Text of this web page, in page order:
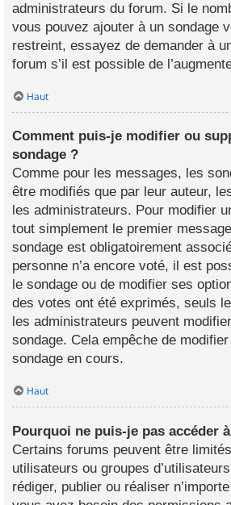
administrateurs du forum. Si le
vous pouvez ajouter à un sondage
restreint, essayez de demander à
forum s’il est possible de
Haut
Comment puis-je modifier ou
sondage ?
Comme pour les messages, les
être modifiés que par leur auteur,
les administrateurs. Pour modifier
tout simplement le premier
sondage est obligatoirement
personne n’a encore voté, il est
le sondage ou de modifier ses
des votes ont été exprimés, seuls
les administrateurs peuvent
sondage. Cela empêche de
sondage en cours.
Haut
Pourquoi ne puis-je pas accéder
Certains forums peuvent être
utilisateurs ou groupes
rédiger, publier ou réaliser